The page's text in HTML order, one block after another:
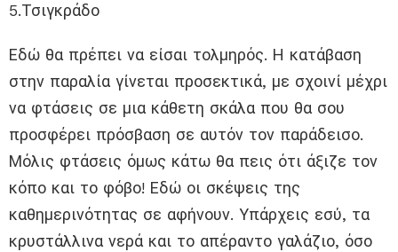
5.Τσιγκράδο
Εδώ θα πρέπει να είσαι τολμηρός. Η κατάβαση
στην παραλία γίνεται προσεκτικά, με σχοινί μέχρι
να φτάσεις σε μια κάθετη σκάλα που θα σου
προσφέρει πρόσβαση σε αυτόν τον παράδεισο.
Μόλις φτάσεις όμως κάτω θα πεις ότι άξιζε τον
κόπο και το φόβο! Εδώ οι σκέψεις της
καθημερινότητας σε αφήνουν. Υπάρχεις εσύ, τα
κρυστάλλινα νερά και το απέραντο γαλάζιο, όσο